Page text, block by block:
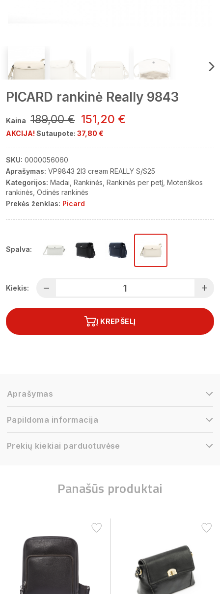
PICARD rankinė Really 9843
Kaina 189,00 € 151,20 €
AKCIJA! Sutaupote: 37,80 €
SKU: 0000056060
Aprašymas: VP9843 2I3 cream REALLY S/S25
Kategorijos: Madai Rankinės Rankinės per petį Moteriškos
rankinės Odinės rankinės
Prekės ženklas: Picard
Spalva:
Kiekis:
Į KREPŠELĮ
Aprašymas
Papildoma informacija
Prekių kiekiai parduotuvėse
Panašūs produktai